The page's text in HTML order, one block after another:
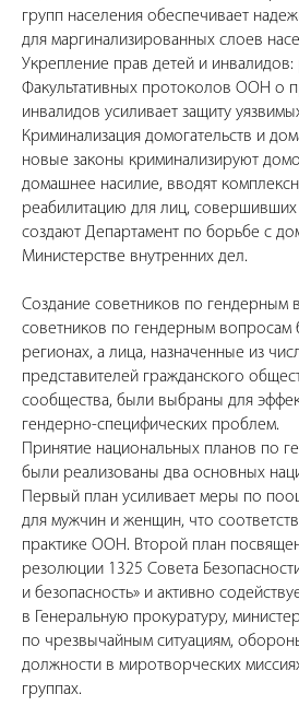
групп населения обеспечивает
для маргинализированных слоев
​Укрепление прав детей и инвалидов:
Факультативных протоколов ООН о
инвалидов усиливает защиту
​Криминализация домогательств и
новые законы криминализируют
домашнее насилие, вводят
реабилитацию для лиц,
создают Департамент по борьбе с
Министерстве внутренних дел.
Создание советников по гендерным
советников по гендерным вопросам
регионах, а лица, назначенные из
представителей гражданского
сообщества, были выбраны для
гендерно-специфических проблем.
Принятие национальных планов по
были реализованы два основных
Первый план усиливает меры по
для мужчин и женщин, что
практике ООН. Второй план
резолюции 1325 Совета
и безопасность» и активно
в Генеральную прокуратуру,
по чрезвычайным ситуациям,
должности в миротворческих
группах.